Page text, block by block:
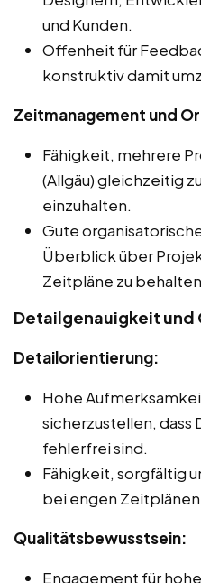
und Kunden.
Offenheit für
konstruktiv damit
Zeitmanagement und
Fähigkeit, mehrere
(Allgäu) gleichzeitig
einzuhalten.
Gute
Überblick über
Zeitpläne zu
Detailgenauigkeit
Detailorientierung:
Hohe
sicherzustellen, dass
fehlerfrei sind.
Fähigkeit, sorgfältig
bei engen
Qualitätsbewusstsein:
Engagement für